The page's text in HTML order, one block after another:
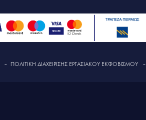
– ΠΟΛΙΤΙΚΗ ΔΙΑΧΕΙΡΙΣΗΣ ΕΡΓΑΣΙΑΚΟΥ ΕΚΦΟΒΙΣΜΟΥ –